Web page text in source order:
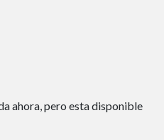
ahora, pero esta disponible